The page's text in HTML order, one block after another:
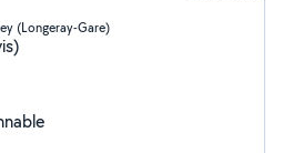
(Longeray-Gare)